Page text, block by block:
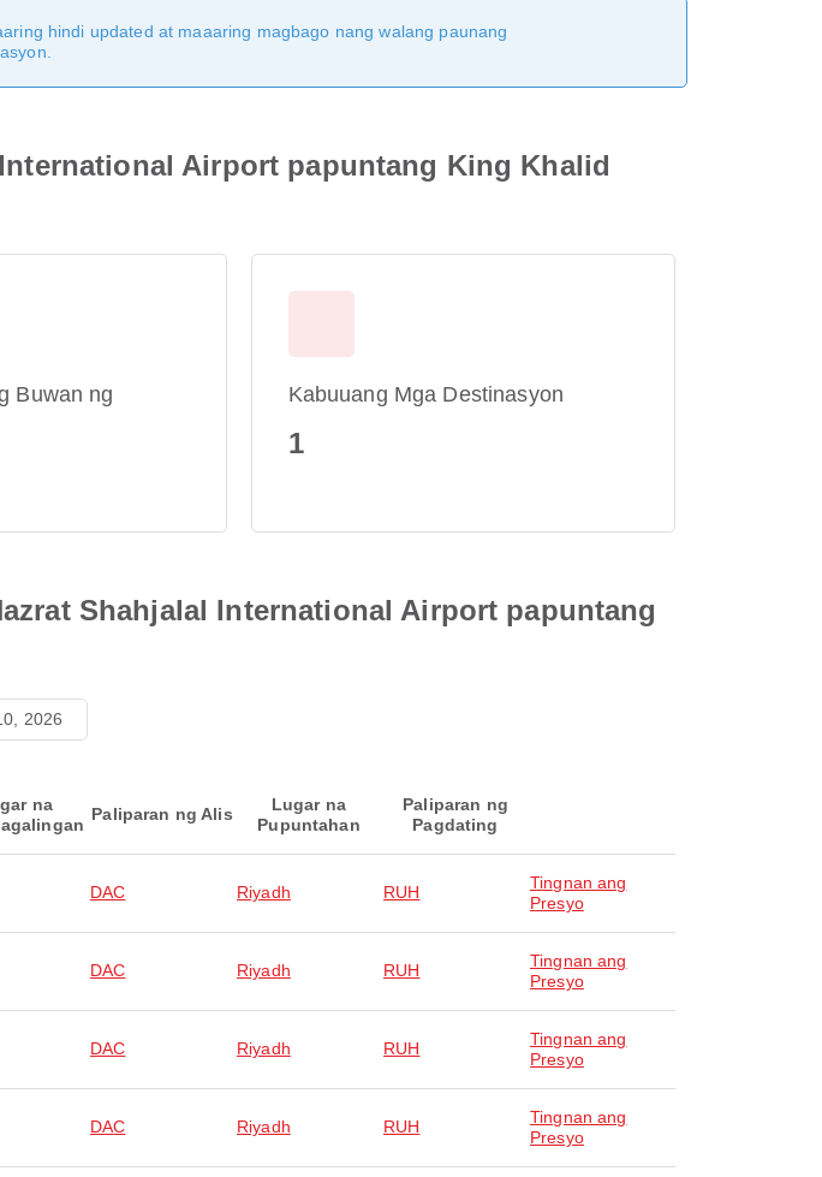
hindi updated at maaaring magbago nang walang paunang
Airport papuntang King Khalid
Buwan ng
Kabuuang Mga Destinasyon
1
Shahjalal International Airport papuntang
2026
na
Paliparan ng Alis
Lugar na
Pupuntahan
Paliparan ng
Pagdating
DAC Riyadh RUH
Tingnan ang
Presyo
DAC Riyadh RUH
Tingnan ang
Presyo
DAC Riyadh RUH
Tingnan ang
Presyo
DAC Riyadh RUH
Tingnan ang
Presyo